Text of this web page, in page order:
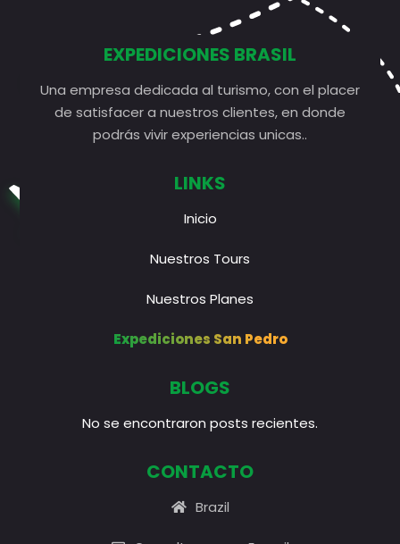
EXPEDICIONES BRASIL
Una empresa dedicada al turismo, con el placer
de satisfacer a nuestros clientes, en donde
podrás vivir experiencias unicas..
LINKS
Inicio
Nuestros Tours
Nuestros Planes
Expediciones San Pedro
BLOGS
No se encontraron posts recientes.
CONTACTO
Brazil